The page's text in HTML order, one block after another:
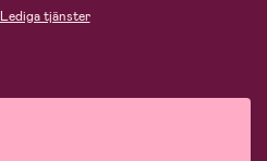
Lediga tjänster